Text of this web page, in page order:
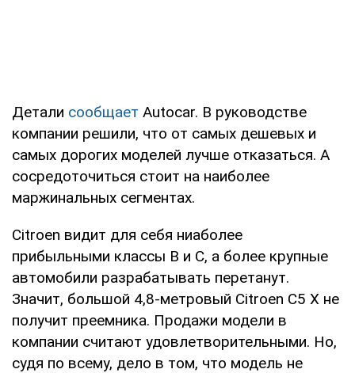
Детали сообщает Autocar. В руководстве
компании решили, что от самых дешевых и
самых дорогих моделей лучше отказаться. А
сосредоточиться стоит на наиболее
маржинальных сегментах.
Citroen видит для себя ниаболее
прибыльными классы B и C, а более крупные
автомобили разрабатывать перетанут.
Значит, большой 4,8-метровый Citroen C5 X не
получит преемника. Продажи модели в
компании считают удовлетворительными. Но,
судя по всему, дело в том, что модель не